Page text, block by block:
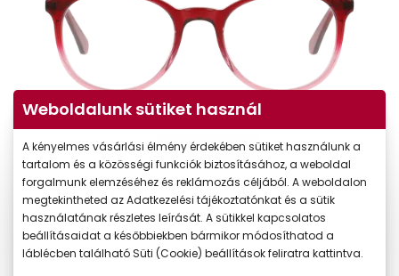
Virtuális próba
Weboldalunk sütiket használ
A kényelmes vásárlási élmény érdekében sütiket használunk a
tartalom és a közösségi funkciók biztosításához, a weboldal
forgalmunk elemzéséhez és reklámozás céljából. A weboldalon
megtekintheted az Adatkezelési tájékoztatónkat és a sütik
használatának részletes leírását. A sütikkel kapcsolatos
beállításaidat a későbbiekben bármikor módosíthatod a
láblécben található Süti (Cookie) beállítások feliratra kattintva.